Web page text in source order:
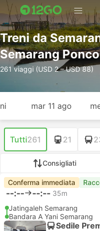
Treni da
Semarang
261 viaggi (USD 2 – USD 88)
mar 11 ago
Tutti261 21
Consigliati
Conferma immediata
--:-- --:-- 35m
Jatingaleh Semarang
Bandara A Yani Semarang
Sedile